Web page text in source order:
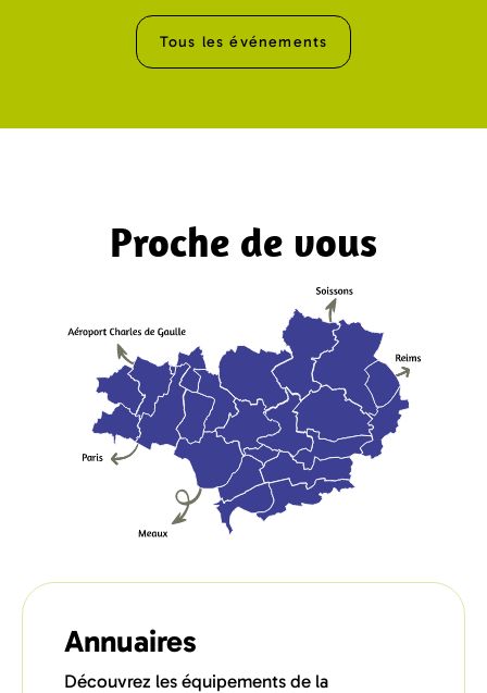
Tous les événements
Proche de vous
Annuaires
Découvrez les équipements de la